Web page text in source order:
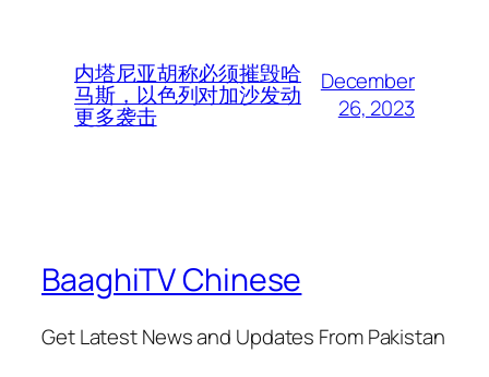
内塔尼亚胡称必须摧毁哈
马斯，以色列对加沙发动
更多袭击
December
26, 2023
BaaghiTV Chinese
Get Latest News and Updates From Pakistan